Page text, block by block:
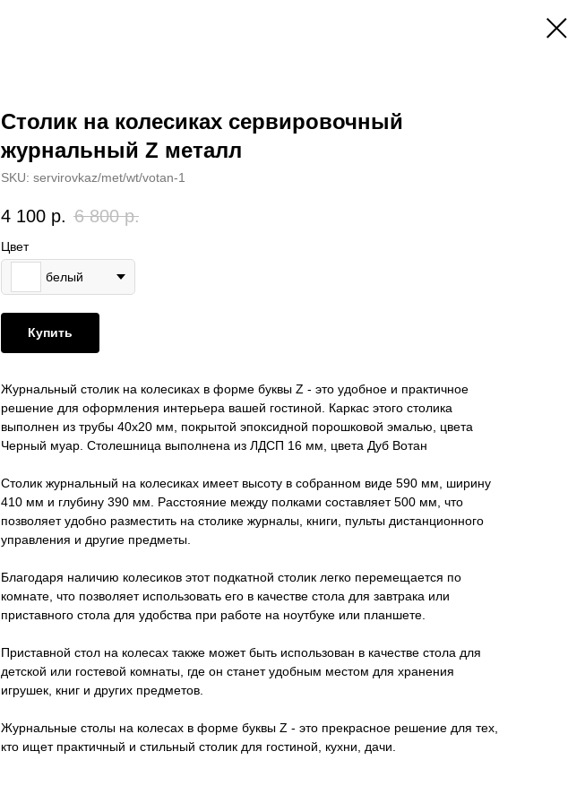
Столик на колесиках сервировочный
журнальный Z металл
SKU: servirovkaz/met/wt/votan-1
4 100 р. 6 800 р.
Цвет
белый
Купить
Журнальный столик на колесиках в форме буквы Z - это удобное и практичное
решение для оформления интерьера вашей гостиной. Каркас этого столика
выполнен из трубы 40х20 мм, покрытой эпоксидной порошковой эмалью, цвета
Черный муар. Столешница выполнена из ЛДСП 16 мм, цвета Дуб Вотан
Столик журнальный на колесиках имеет высоту в собранном виде 590 мм, ширину
410 мм и глубину 390 мм. Расстояние между полками составляет 500 мм, что
позволяет удобно разместить на столике журналы, книги, пульты дистанционного
управления и другие предметы.
Благодаря наличию колесиков этот подкатной столик легко перемещается по
комнате, что позволяет использовать его в качестве стола для завтрака или
приставного стола для удобства при работе на ноутбуке или планшете.
Приставной стол на колесах также может быть использован в качестве стола для
детской или гостевой комнаты, где он станет удобным местом для хранения
игрушек, книг и других предметов.
Журнальные столы на колесах в форме буквы Z - это прекрасное решение для тех,
кто ищет практичный и стильный столик для гостиной, кухни, дачи.